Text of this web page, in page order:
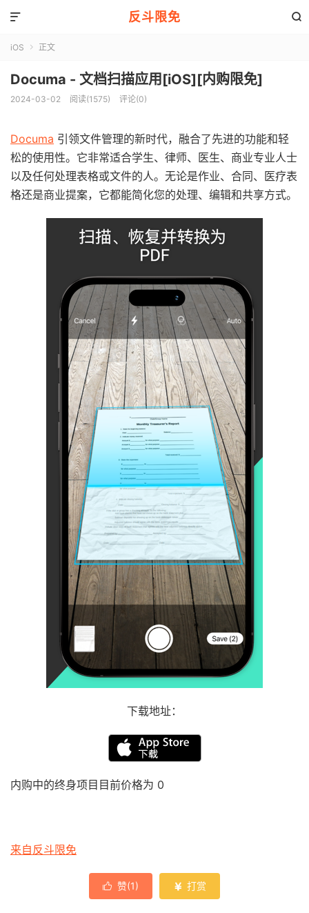
反斗限免 

iOS  正文
Documa - 文档扫描应用[iOS][内购限免]
2024-03-02 阅读(1575) 评论(0)
Documa 引领文件管理的新时代，融合了先进的功能和轻
松的使用性。它非常适合学生、律师、医生、商业专业人士
以及任何处理表格或文件的人。无论是作业、合同、医疗表
格还是商业提案，它都能简化您的处理、编辑和共享方式。
下载地址：
内购中的终身项目目前价格为 0
来自反斗限免
 赞(1)  打赏